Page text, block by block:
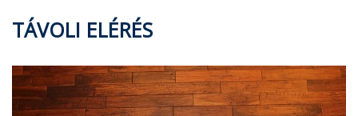
TÁVOLI ELÉRÉS